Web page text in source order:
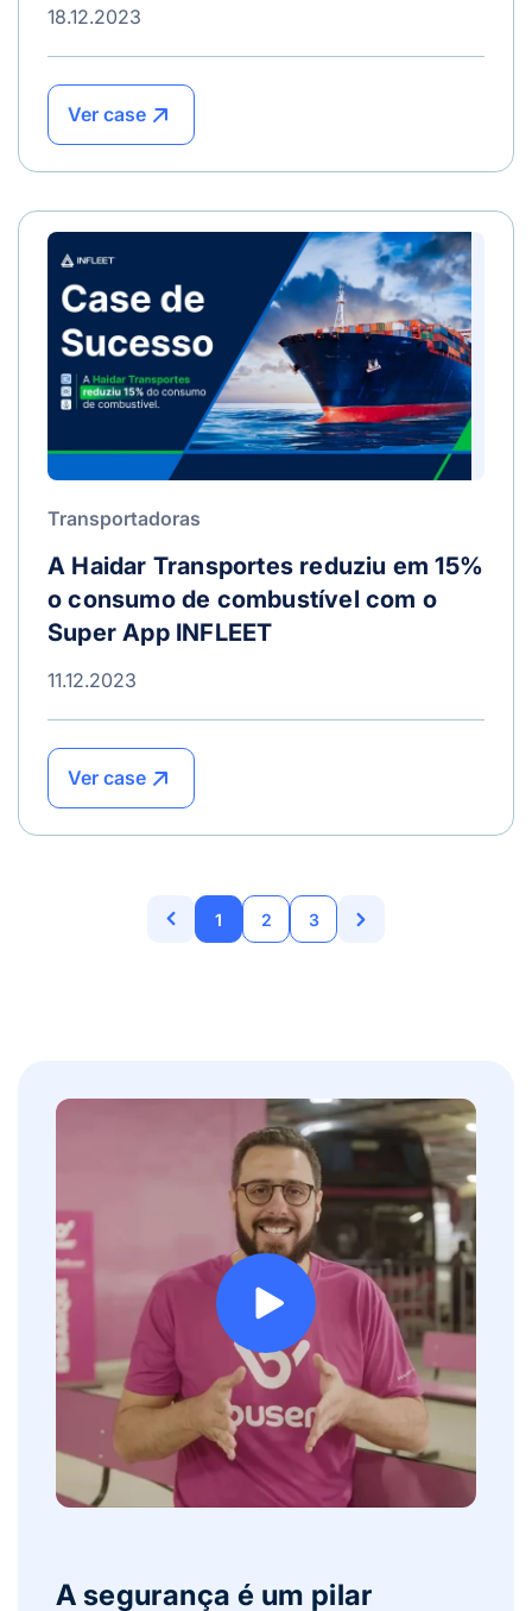
18.12.2023
Ver case
Transportadoras
A Haidar Transportes reduziu em 15%
o consumo de combustível com o
Super App INFLEET
11.12.2023
Ver case
1 2 3
A segurança é um pilar